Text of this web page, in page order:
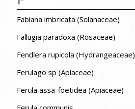
Fabiana imbricata (Solanaceae)
Fallugia paradoxa (Rosaceae)
Fendlera rupicola (Hydrangeaceae)
Ferulago sp (Apiaceae)
Ferula assa-foetidea (Apiaceae)